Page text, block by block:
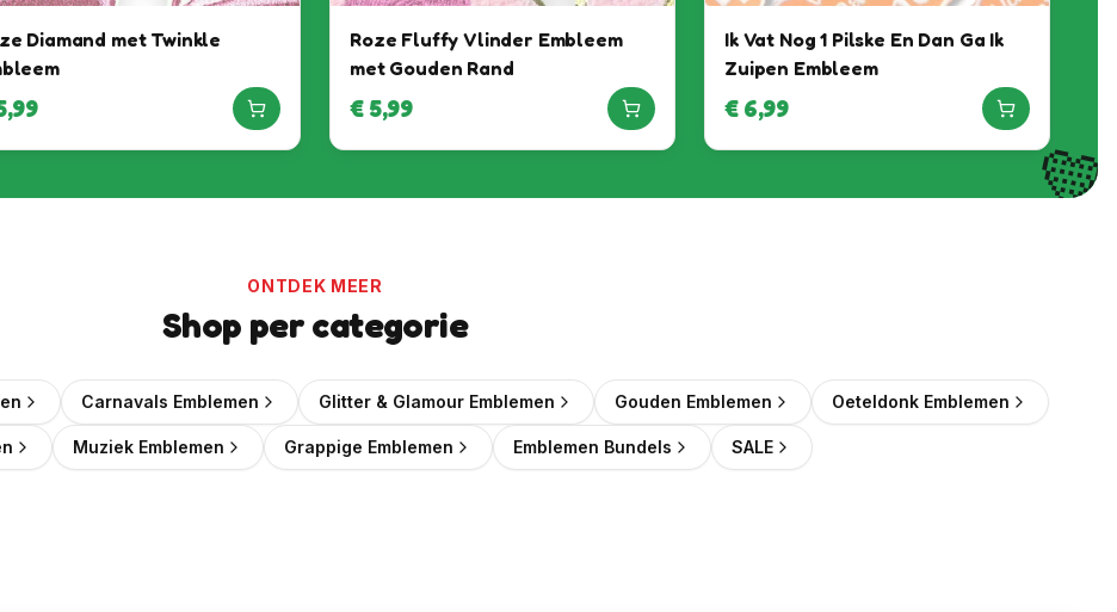
💛
Diamand met Twinkle
Roze Fluffy Vlinder Embleem
met Gouden Rand
€ 5,99
Ik Vat Nog 1 Pilske En Dan Ga Ik
Zuipen Embleem
€ 6,99
ONTDEK MEER
Shop per categorie
Carnavals Emblemen Glitter & Glamour Emblemen Gouden Emblemen Oeteldonk Emblemen
Muziek Emblemen Grappige Emblemen Emblemen Bundels SALE
🎟️Wekelijks een verse kortingscode
✨Als eerste de nieuwste emblemen
📬Geen spam, uitschrijven kan altijd